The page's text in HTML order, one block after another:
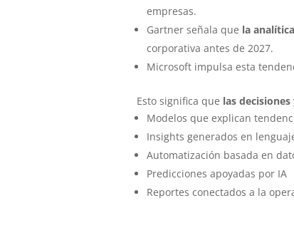
empresas.
Gartner señala que la
corporativa antes de 2027.
Microsoft impulsa esta
Esto significa que las
Modelos que explican
Insights generados en
Automatización basada en
Predicciones apoyadas por IA
Reportes conectados a la